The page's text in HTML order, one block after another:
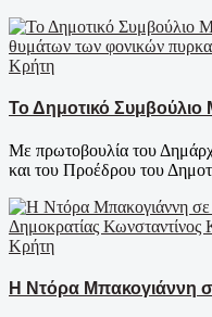
Κρήτη
Το Δημοτικό Συμβούλιο
Με πρωτοβουλία του
και του Προέδρου του
Κρήτη
Η Ντόρα Μπακογιάννη